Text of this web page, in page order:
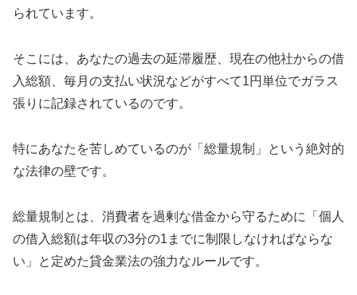
られています。
そこには、あなたの過去の延滞履歴、現在の他社からの借
入総額、毎月の支払い状況などがすべて1円単位でガラス
張りに記録されているのです。
特にあなたを苦しめているのが「総量規制」という絶対的
な法律の壁です。
総量規制とは、消費者を過剰な借金から守るために「個人
の借入総額は年収の3分の1までに制限しなければならな
い」と定めた貸金業法の強力なルールです。